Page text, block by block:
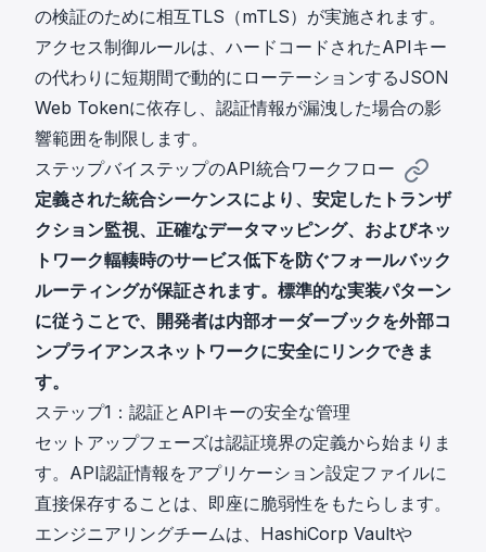
の検証のために相互TLS（mTLS）が実施されます。
アクセス制御ルールは、ハードコードされたAPIキー
の代わりに短期間で動的にローテーションするJSON
Web Tokenに依存し、認証情報が漏洩した場合の影
響範囲を制限します。
ステップバイステップのAPI統合ワークフロー
定義された統合シーケンスにより、安定したトランザ
クション監視、正確なデータマッピング、およびネッ
トワーク輻輳時のサービス低下を防ぐフォールバック
ルーティングが保証されます。標準的な実装パターン
に従うことで、開発者は内部オーダーブックを外部コ
ンプライアンスネットワークに安全にリンクできま
す。
ステップ1：認証とAPIキーの安全な管理
セットアップフェーズは認証境界の定義から始まりま
す。API認証情報をアプリケーション設定ファイルに
直接保存することは、即座に脆弱性をもたらします。
エンジニアリングチームは、HashiCorp Vaultや